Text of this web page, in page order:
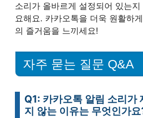
소리가 올바르게 설정되어 있는
요해요. 카카오톡을 더욱 원활하
의 즐거움을 느끼세요!
자주 묻는 질문 Q&A
Q1: 카카오톡 알림 소리가
지 않는 이유는 무엇인가